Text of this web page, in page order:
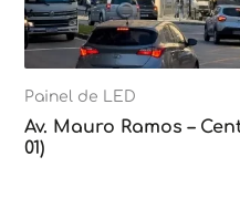
Painel de LED
Av. Mauro Ramos –
01)